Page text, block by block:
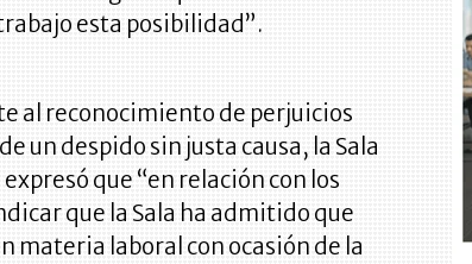
esta posibilidad”.
al reconocimiento de perjuicios
un despido sin justa causa, la Sala
expresó que “en relación con los
que la Sala ha admitido que
materia laboral con ocasión de la